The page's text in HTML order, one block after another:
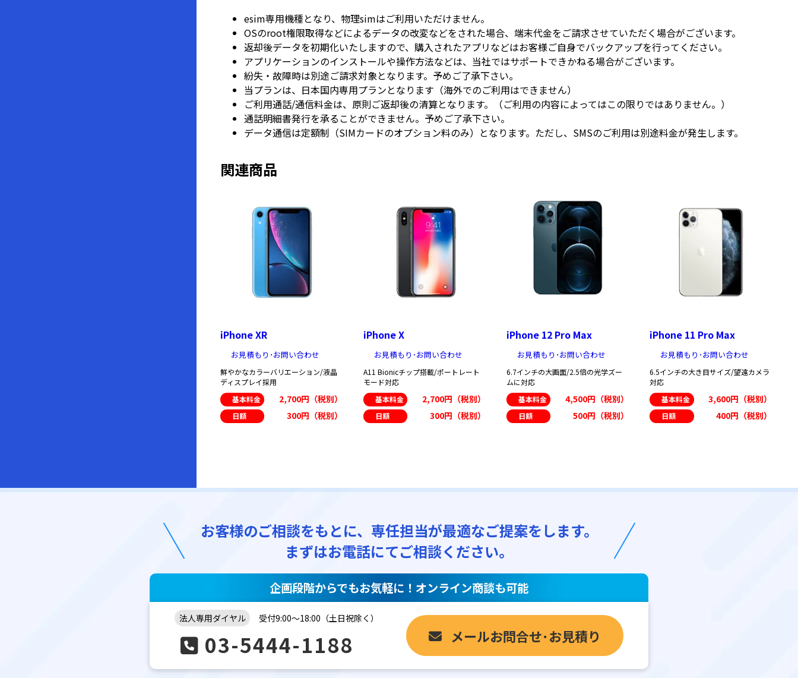
esim専用機種となり、物理simはご利用いただけません。
OSのroot権限取得などによるデータの改変などをされた場合、端末代金をご請求させていただく場合がございます。
返却後データを初期化いたしますので、購入されたアプリなどはお客様ご自身でバックアップを行ってください。
アプリケーションのインストールや操作方法などは、当社ではサポートできかねる場合がございます。
紛失・故障時は別途ご請求対象となります。予めご了承下さい。
当プランは、日本国内専用プランとなります（海外でのご利用はできません）
ご利用通話/通信料金は、原則ご返却後の清算となります。（ご利用の内容によってはこの限りではありません。）
通話明細書発行を承ることができません。予めご了承下さい。
データ通信は定額制（SIMカードのオプション料のみ）となります。ただし、SMSのご利用は別途料金が発生します。
関連商品
iPhone XR
お見積もり･お問い合わせ
鮮やかなカラーバリエーション/液晶
ディスプレイ採用
基本料金
2,700円（税別）
日額 300円（税別）
iPhone X
お見積もり･お問い合わせ
A11 Bionicチップ搭載/ポートレート
モード対応
基本料金
2,700円（税別）
日額 300円（税別）
iPhone 12 Pro Max
お見積もり･お問い合わせ
6.7インチの大画面/2.5倍の光学ズー
ムに対応
基本料金
4,500円（税別）
日額 500円（税別）
iPhone 11 Pro Max
お見積もり･お問い合わせ
6.5インチの大き目サイズ/望遠カメラ
対応
基本料金
3,600円（税別）
日額 400円（税別）
お客様のご相談をもとに、専任担当が最適なご提案をします。
まずはお電話にてご相談ください。
企画段階からでもお気軽に！オンライン商談も可能
法人専用ダイヤル 受付9:00～18:00（土日祝除く）
03-5444-1188 メールお問合せ･お見積り